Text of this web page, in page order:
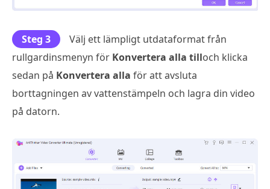
Steg 3
Välj ett lämpligt utdataformat från
rullgardinsmenyn för Konvertera alla tilloch klicka
sedan på Konvertera alla för att avsluta
borttagningen av vattenstämpeln och lagra din video
på datorn.